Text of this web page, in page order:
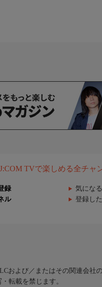
TVで楽しめる全チャ
録 気にな
ル 登録し
および／またはその関連会社
転載を禁じます。